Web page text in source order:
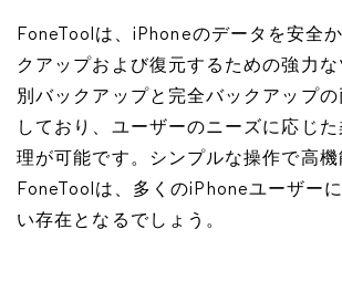
FoneToolは、iPhoneのデータを安全
クアップおよび復元するための強力な
別バックアップと完全バックアップの
しており、ユーザーのニーズに応じ
理が可能です。シンプルな操作で高機
FoneToolは、多くのiPhoneユーザー
い存在となるでしょう。